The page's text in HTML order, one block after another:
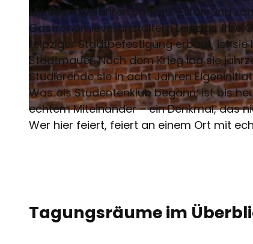
Mit über 35 Jahren Bankett-Erfahrung
Gastronomieveranstaltern Leipzigs. Ihre
Leipziger Stadtbefestigung erbaut, ist
Stadtmauer. Nach dem Krieg lag sie
Studierende sie in acht Jahren
Was als Studentenklub begann, ist bis
echtem Miteinander – ein Denkmal, das
Wer hier feiert, feiert an einem Ort mit
Tagungsräume im